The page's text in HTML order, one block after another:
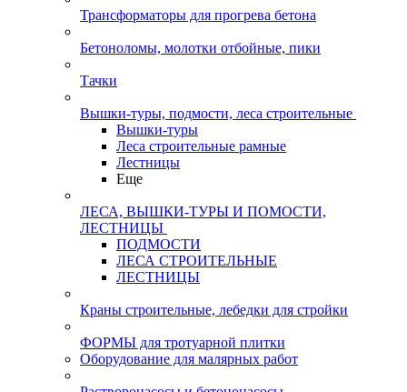
Трансформаторы для прогрева бетона
Бетоноломы, молотки отбойные, пики
Тачки
Вышки-туры, подмости, леса строительные
Вышки-туры
Леса строительные рамные
Лестницы
Еще
ЛЕСА, ВЫШКИ-ТУРЫ И ПОМОСТИ,
ЛЕСТНИЦЫ
ПОДМОСТИ
ЛЕСА СТРОИТЕЛЬНЫЕ
ЛЕСТНИЦЫ
Краны строительные, лебедки для стройки
ФОРМЫ для тротуарной плитки
Оборудование для малярных работ